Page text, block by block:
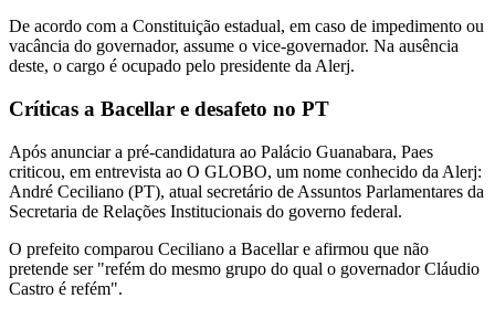
De acordo com a Constituição estadual, em caso de impedimento ou
vacância do governador, assume o vice-governador. Na ausência
deste, o cargo é ocupado pelo presidente da Alerj.
Críticas a Bacellar e desafeto no PT
Após anunciar a pré-candidatura ao Palácio Guanabara, Paes
criticou, em entrevista ao O GLOBO, um nome conhecido da Alerj:
André Ceciliano (PT), atual secretário de Assuntos Parlamentares da
Secretaria de Relações Institucionais do governo federal.
O prefeito comparou Ceciliano a Bacellar e afirmou que não
pretende ser "refém do mesmo grupo do qual o governador Cláudio
Castro é refém".